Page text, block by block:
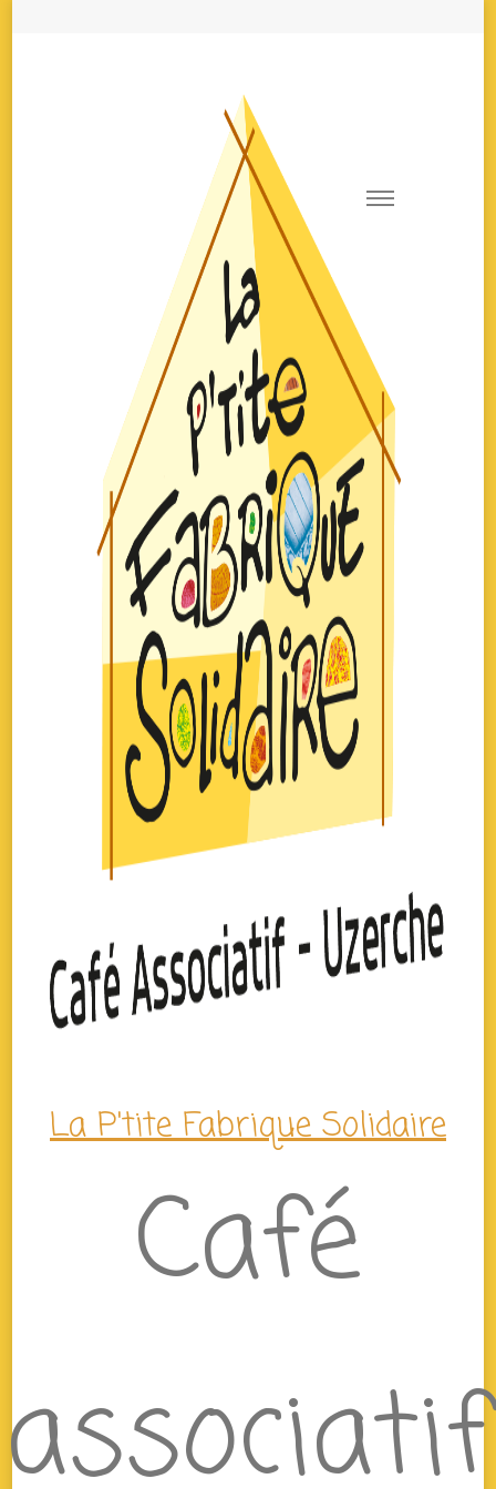
La P'tite Fabrique Solidaire
Café
associatif